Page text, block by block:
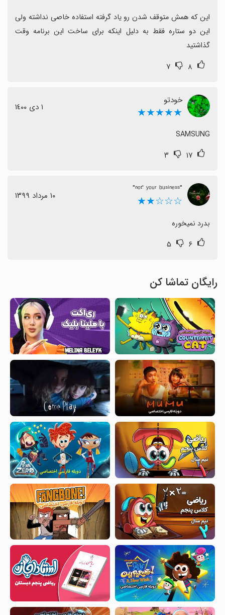
گذاشتید
۸ ۷
خودتو
★★★★★ ١ دی ١٤٠٠
SAMSUNG
۱۷ ۳
"ⁿᵒᵗ' ʸᵒᵘʳ ᵇᵘˢⁱⁿᵉˢˢ"
☆☆☆★★ ١٠ مرداد ١٣٩٩
بدرد نمیخوره
۶ ۵
رایگان تماشا کن